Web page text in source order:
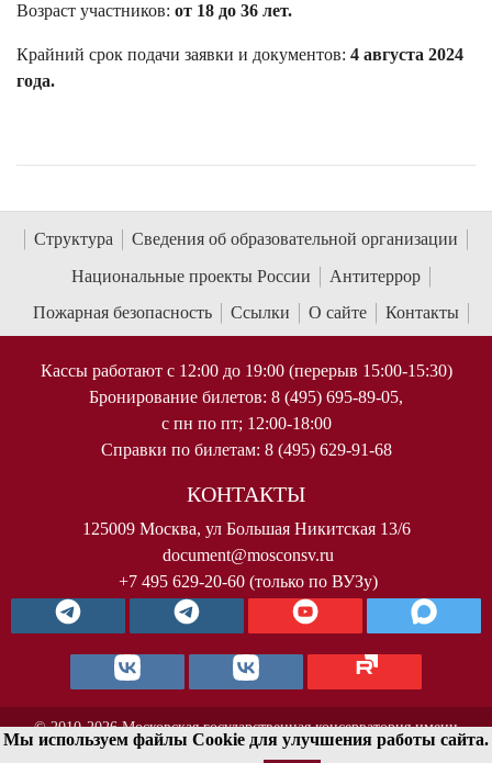
Возраст участников: от 18 до 36 лет.
Крайний срок подачи заявки и документов: 4 августа 2024
года.
Структура
Сведения об образовательной организации
Национальные проекты России
Антитеррор
Пожарная безопасность
Ссылки О сайте Контакты
Кассы работают с 12:00 до 19:00 (перерыв 15:00-15:30)
Бронирование билетов: 8 (495) 695-89-05,
с пн по пт; 12:00-18:00
Справки по билетам: 8 (495) 629-91-68
КОНТАКТЫ
125009 Москва, ул Большая Никитская 13/6
document@mosconsv.ru
+7 495 629-20-60 (только по ВУЗу)
© 2010-2026 Московская государственная консерватория имени
П.И.Чайковского. Все права защищены.
Мы используем файлы Cookie для улучшения работы сайта.